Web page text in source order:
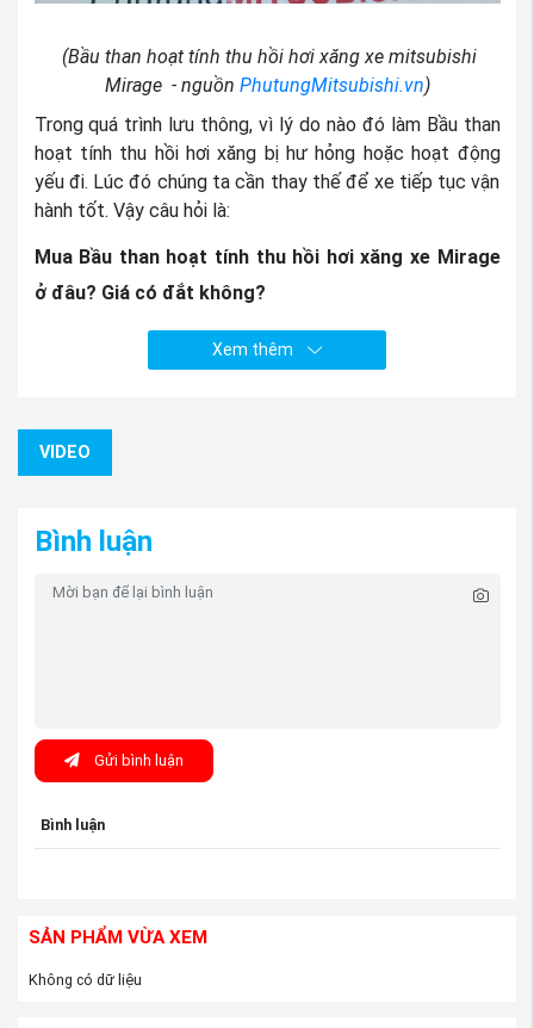
(Bầu than hoạt tính thu hồi hơi xăng xe mitsubishi
Mirage - nguồn PhutungMitsubishi.vn)
Trong quá trình lưu thông, vì lý do nào đó làm Bầu than
hoạt tính thu hồi hơi xăng bị hư hỏng hoặc hoạt động
yếu đi. Lúc đó chúng ta cần thay thế để xe tiếp tục vận
hành tốt. Vậy câu hỏi là:
Mua Bầu than hoạt tính thu hồi hơi xăng xe Mirage
ở đâu? Giá có đắt không?
Bạn lo lắng khi chưa biết tìm mua Bầu than hoạt tính thu
hồi hơi xăng xe Mirage ở đâu? mua phụ tùng xe
xứng đáng mà túi tiền bạn bỏ ra. Thì đó là tâm lí chung
(Bầu than hoạt tính thu hồi hơi xăng xe mitsubishi
Nhưng khi đến với công ty phụ tùng Mitsubishi An Việt,
Xem thêm
VIDEO
Bình luận
Gửi bình luận
Bình luận
SẢN PHẨM VỪA XEM
Không có dữ liệu